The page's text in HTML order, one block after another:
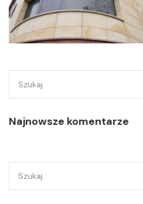
Najnowsze komentarze